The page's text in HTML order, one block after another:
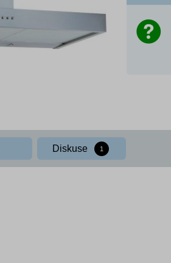
Diskuse 1